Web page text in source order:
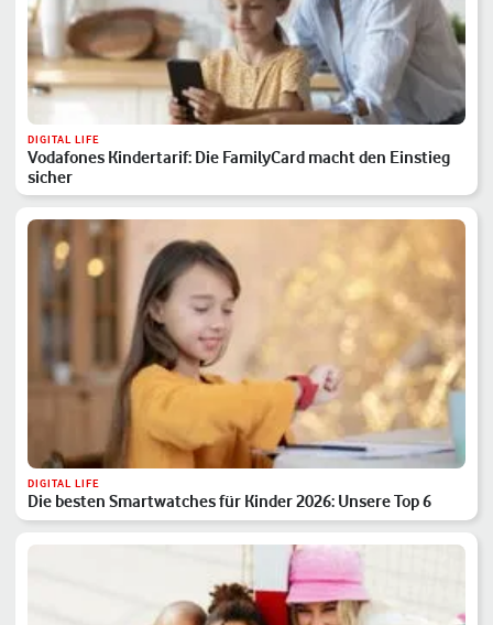
DIGITAL LIFE
Vodafones Kindertarif: Die FamilyCard macht den Einstieg
sicher
DIGITAL LIFE
Die besten Smartwatches für Kinder 2026: Unsere Top 6